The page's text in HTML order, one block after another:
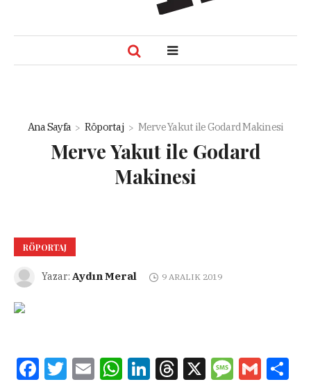
Ana Sayfa Röportaj Merve Yakut ile Godard Makinesi
Merve Yakut ile Godard
Makinesi
RÖPORTAJ
Yazar: Aydın Meral 9 ARALIK 2019
FacebookTwitterEmail WhatsAppLinkedInThreads
X Message
Gmail